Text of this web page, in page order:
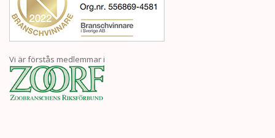
Vi är förstås medlemmar i